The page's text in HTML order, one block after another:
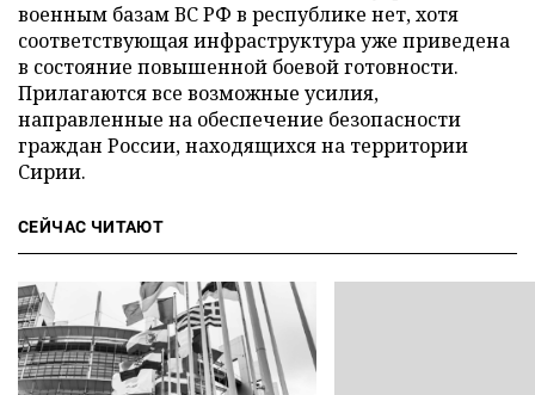
военным базам ВС РФ в республике нет, хотя
соответствующая инфраструктура уже приведена
в состояние повышенной боевой готовности.
Прилагаются все возможные усилия,
направленные на обеспечение безопасности
граждан России, находящихся на территории
Сирии.
СЕЙЧАС ЧИТАЮТ